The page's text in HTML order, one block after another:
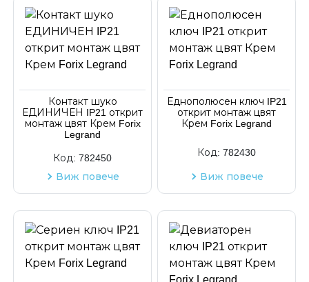
Контакт шуко
ЕДИНИЧЕН IP21 открит
монтаж цвят Крем Forix
Legrand
Код: 782450
Виж повече
Еднополюсен ключ IP21
открит монтаж цвят
Крем Forix Legrand
Код: 782430
Виж повече